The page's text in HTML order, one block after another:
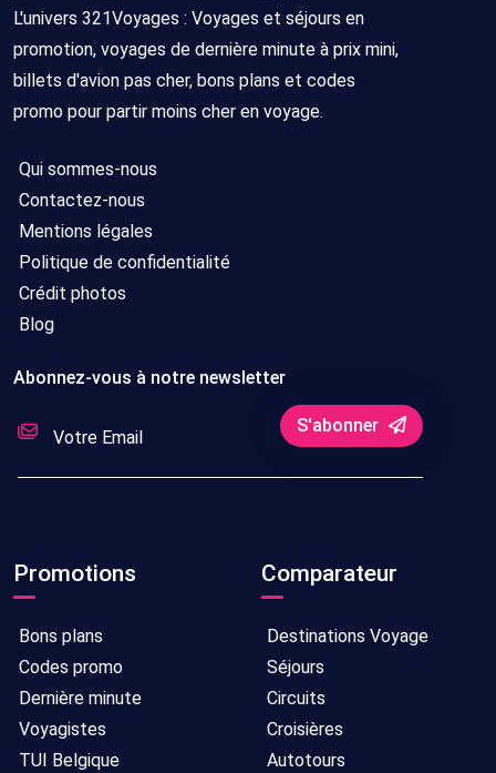
L'univers 321Voyages : Voyages et séjours en
promotion, voyages de dernière minute à prix mini,
billets d'avion pas cher, bons plans et codes
promo pour partir moins cher en voyage.
Qui sommes-nous
Contactez-nous
Mentions légales
Politique de confidentialité
Crédit photos
Blog
Abonnez-vous à notre newsletter
S'abonner
Promotions
Bons plans
Codes promo
Dernière minute
Voyagistes
TUI Belgique
Comparateur
Destinations Voyage
Séjours
Circuits
Croisières
Autotours